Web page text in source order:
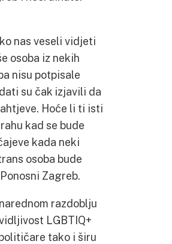
nas veseli vidjeti
osoba iz nekih
nisu potpisale
su čak izjavili da
Hoće li ti isti
kad se bude
kada neki
osoba bude
Zagreb.
razdoblju
LGBTIQ+
tako i širu